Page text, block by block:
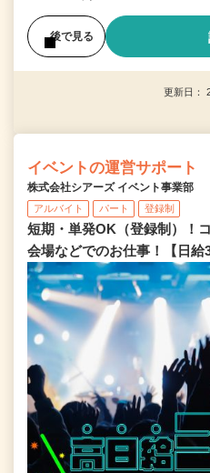
後で見る
更新日：
イベントの運営サポート
株式会社シアーズ イベント事業部
アルバイト パート 登録制
短期・単発OK（登録制）！
会場などでのお仕事！【日給